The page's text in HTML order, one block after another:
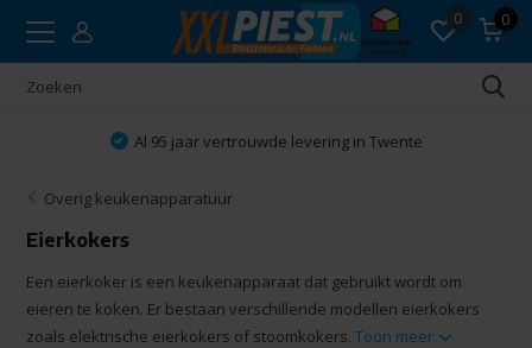
0 0
Al 95 jaar vertrouwde levering in Twente
Overig keukenapparatuur
Eierkokers
Een eierkoker is een keukenapparaat dat gebruikt wordt om
eieren te koken. Er bestaan verschillende modellen eierkokers
zoals elektrische eierkokers of stoomkokers.Toon meer